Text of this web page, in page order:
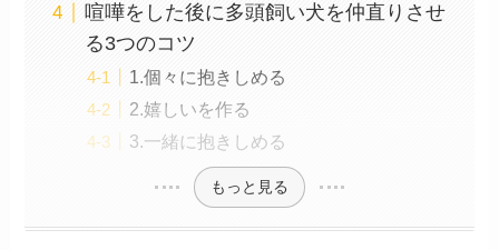
喧嘩をした後に多頭飼い犬を仲直りさせ
る3つのコツ
1.個々に抱きしめる
2.嬉しいを作る
3.一緒に抱きしめる
もっと見る